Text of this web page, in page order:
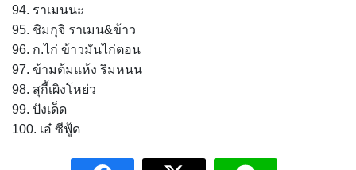
94. ราเมนนะ
95. ชิมกุจิ ราเมน&ข้าว
96. ก.ไก่ ข้าวมันไก่ตอน
97. ข้ามต้มแห้ง ริมหนน
98. สุกี้เผิงโหย่ว
99. ปังเด็ด
100. เอ๋ ซีฟู้ด